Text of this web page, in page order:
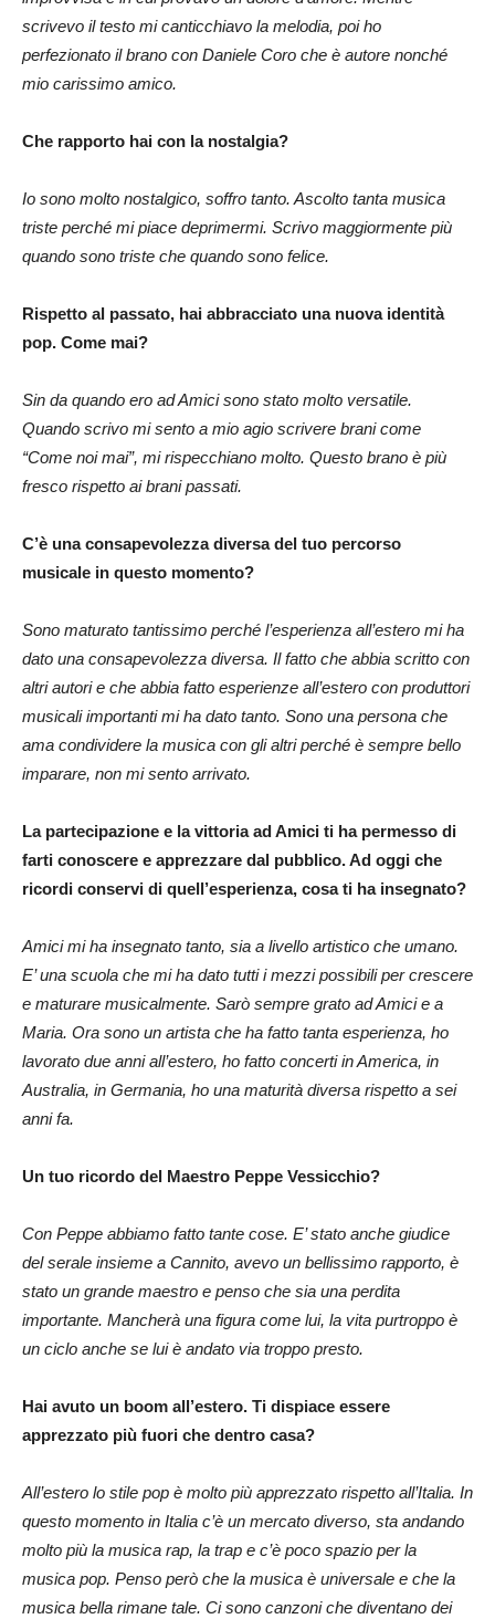
scrivevo il testo mi canticchiavo la melodia, poi ho
perfezionato il brano con Daniele Coro che è autore nonché
mio carissimo amico.
Che rapporto hai con la nostalgia?
Io sono molto nostalgico, soffro tanto. Ascolto tanta musica
triste perché mi piace deprimermi. Scrivo maggiormente più
quando sono triste che quando sono felice.
Rispetto al passato, hai abbracciato una nuova identità
pop. Come mai?
Sin da quando ero ad Amici sono stato molto versatile.
Quando scrivo mi sento a mio agio scrivere brani come
“Come noi mai”, mi rispecchiano molto. Questo brano è più
fresco rispetto ai brani passati.
C’è una consapevolezza diversa del tuo percorso
musicale in questo momento?
Sono maturato tantissimo perché l’esperienza all’estero mi ha
dato una consapevolezza diversa. Il fatto che abbia scritto con
altri autori e che abbia fatto esperienze all’estero con produttori
musicali importanti mi ha dato tanto. Sono una persona che
ama condividere la musica con gli altri perché è sempre bello
imparare, non mi sento arrivato.
La partecipazione e la vittoria ad Amici ti ha permesso di
farti conoscere e apprezzare dal pubblico. Ad oggi che
ricordi conservi di quell’esperienza, cosa ti ha insegnato?
Amici mi ha insegnato tanto, sia a livello artistico che umano.
E’ una scuola che mi ha dato tutti i mezzi possibili per crescere
e maturare musicalmente. Sarò sempre grato ad Amici e a
Maria. Ora sono un artista che ha fatto tanta esperienza, ho
lavorato due anni all’estero, ho fatto concerti in America, in
Australia, in Germania, ho una maturità diversa rispetto a sei
anni fa.
Un tuo ricordo del Maestro Peppe Vessicchio?
Con Peppe abbiamo fatto tante cose. E’ stato anche giudice
del serale insieme a Cannito, avevo un bellissimo rapporto, è
stato un grande maestro e penso che sia una perdita
importante. Mancherà una figura come lui, la vita purtroppo è
un ciclo anche se lui è andato via troppo presto.
Hai avuto un boom all’estero. Ti dispiace essere
apprezzato più fuori che dentro casa?
All’estero lo stile pop è molto più apprezzato rispetto all’Italia. In
questo momento in Italia c’è un mercato diverso, sta andando
molto più la musica rap, la trap e c’è poco spazio per la
musica pop. Penso però che la musica è universale e che la
musica bella rimane tale. Ci sono canzoni che diventano dei